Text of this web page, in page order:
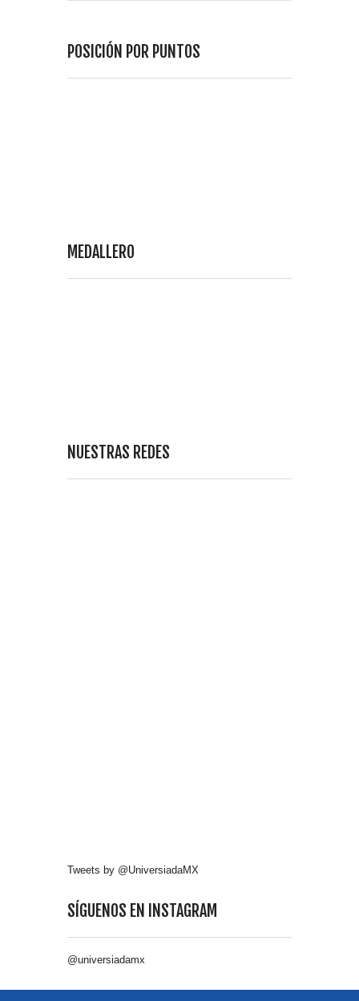
POSICIÓN POR PUNTOS
MEDALLERO
NUESTRAS REDES
Tweets by @UniversiadaMX
SÍGUENOS EN INSTAGRAM
@universiadamx